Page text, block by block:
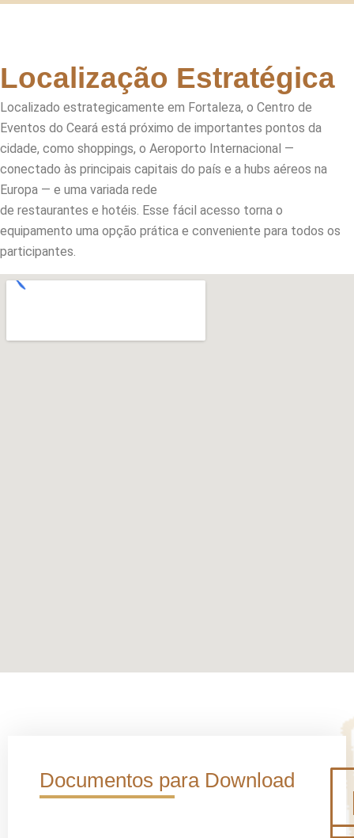
Localização Estratégica
Localizado estrategicamente em Fortaleza, o Centro de
Eventos do Ceará está próximo de importantes pontos da
cidade, como shoppings, o Aeroporto Internacional —
conectado às principais capitais do país e a hubs aéreos na
Europa — e uma variada rede
de restaurantes e hotéis. Esse fácil acesso torna o
equipamento uma opção prática e conveniente para todos os
participantes.
Documentos para Download